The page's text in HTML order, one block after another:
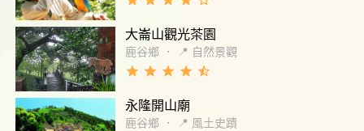
據吊床和走道，有幾位連睡袋都沒有就直接躺
到各個地方，乍看還以為是屍體，觀感不是很
好。園區地圖標示並不清楚，常常會不知道自
己現在在哪，很容易繞回原本的路。體力比較
不好的不建議走地圖上虛線的步道，雖然看起
來很短但都是比較耗體力的路。
上的溪頭，旁邊有妖怪村，也可以順便去走走
大崙山觀光茶園
鹿谷鄉 ． 📍 自然景觀
grade grade grade grade star_half
永隆開山廟
鹿谷鄉 ． 📍 風土史蹟